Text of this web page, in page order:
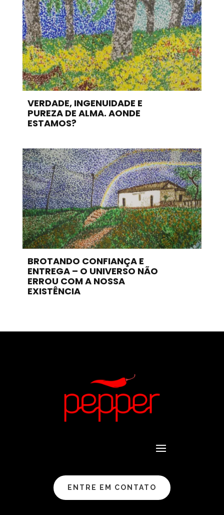
VERDADE, INGENUIDADE E
PUREZA DE ALMA. AONDE
ESTAMOS?
BROTANDO CONFIANÇA E
ENTREGA – O UNIVERSO NÃO
ERROU COM A NOSSA
EXISTÊNCIA
ENTRE EM CONTATO